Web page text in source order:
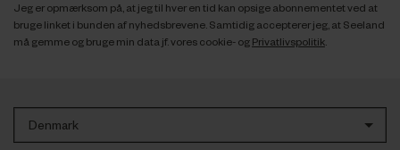
Jeg er opmærksom på, at jeg til hver en tid kan opsige abonnementet ved at
bruge linket i bunden af nyhedsbrevene. Samtidig accepterer jeg, at Seeland
må gemme og bruge min data jf. vores cookie- og Privatlivspolitik.
Denmark